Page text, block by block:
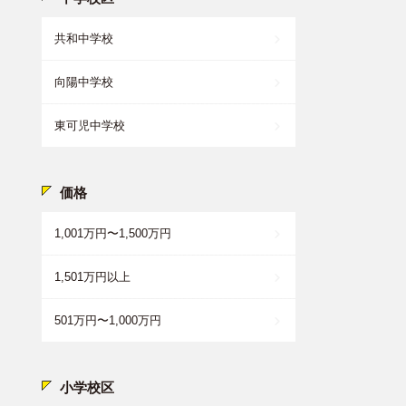
共和中学校
向陽中学校
東可児中学校
価格
1,001万円〜1,500万円
1,501万円以上
501万円〜1,000万円
小学校区